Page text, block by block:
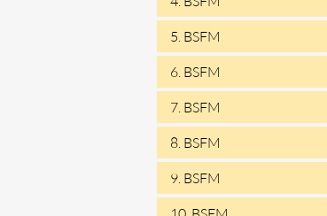
5. BSFM
6. BSFM
7. BSFM
8. BSFM
9. BSFM